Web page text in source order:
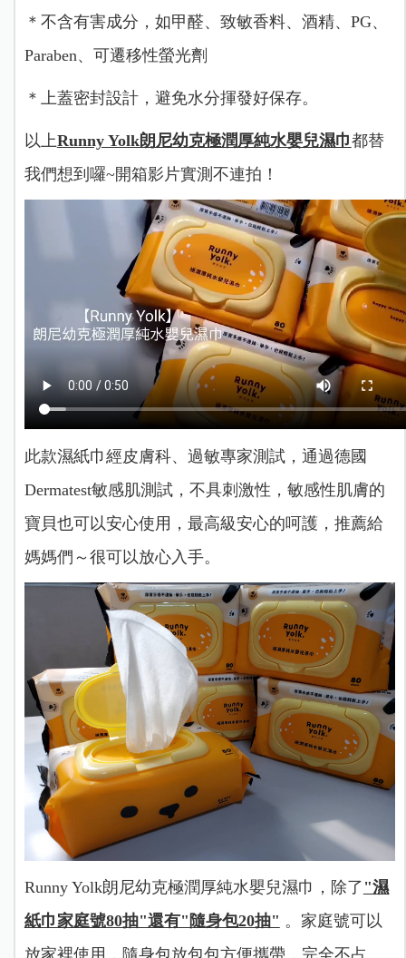
＊不含有害成分，如甲醛、致敏香料、酒精、PG、
Paraben、可遷移性螢光劑
＊上蓋密封設計，避免水分揮發好保存。
以上Runny Yolk朗尼幼克極潤厚純水嬰兒濕巾都替
我們想到囉~開箱影片實測不連拍！
此款濕紙巾經皮膚科、過敏專家測試，通過德國
Dermatest敏感肌測試，不具刺激性，敏感性肌膚的
寶貝也可以安心使用，最高級安心的呵護，推薦給
媽媽們～很可以放心入手。
Runny Yolk朗尼幼克極潤厚純水嬰兒濕巾，除了 "濕
紙巾家庭號80抽"還有"隨身包20抽" 。家庭號可以